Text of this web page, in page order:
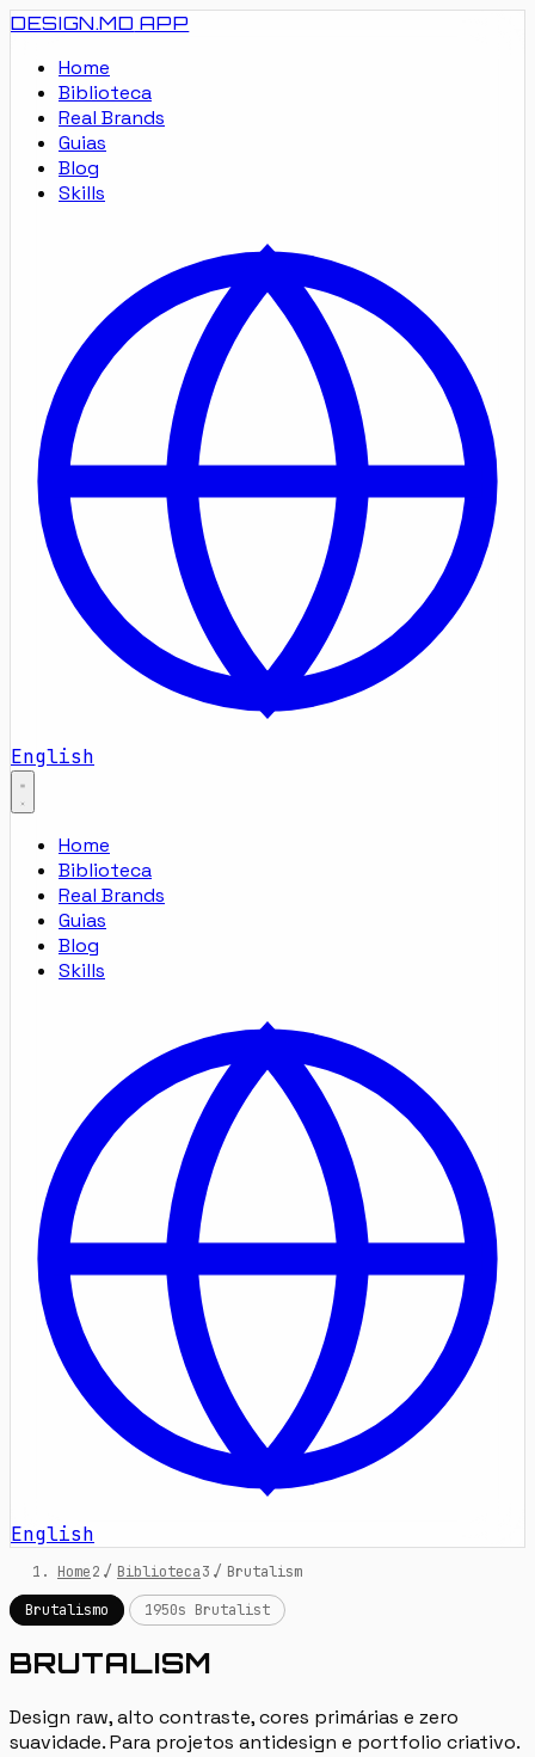
DESIGN.MD APP
Home
Biblioteca
Real Brands
Guias
Blog
Skills
English
Home
Biblioteca
Real Brands
Guias
Blog
Skills
English
Home / Biblioteca / Brutalism
Brutalismo
1950s Brutalist
BRUTALISM
Design raw, alto contraste, cores primárias e zero
suavidade. Para projetos antidesign e portfolio criativo.